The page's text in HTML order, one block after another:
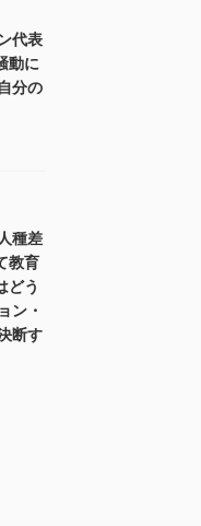
代表
動に
分の
種差
教育
どう
ン・
断す